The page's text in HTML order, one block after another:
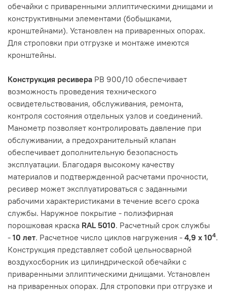
обечайки с приваренными эллиптическими днищами и
конструктивными элементами (бобышками,
кронштейнами). Установлен на приваренных опорах.
Для строповки при отгрузке и монтаже имеются
кронштейны.
Конструкция ресивера РВ 900/10 обеспечивает
возможность проведения технического
освидетельствования, обслуживания, ремонта,
контроля состояния отдельных узлов и соединений.
Манометр позволяет контролировать давление при
обслуживании, а предохранительный клапан
обеспечивает дополнительную безопасность
эксплуатации. Благодаря высокому качеству
материалов и подтвержденной расчетами прочности,
ресивер может эксплуатироваться с заданными
рабочими характеристиками в течение всего срока
службы. Наружное покрытие - полиэфирная
порошковая краска RAL 5010. Расчетный срок службы
- 10 лет. Расчетное число циклов нагружения - 4,9 х 104.
Конструкция представляет собой цельносварной
воздухосборник из цилиндрической обечайки с
приваренными эллиптическими днищами. Установлен
на приваренных опорах. Для строповки при отгрузке и